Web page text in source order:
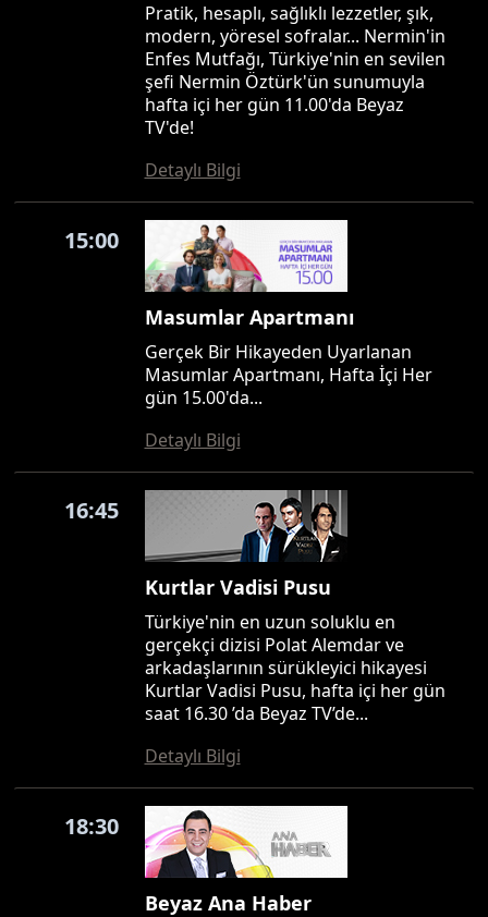
Pratik, hesaplı, sağlıklı lezzetler, şık,
modern, yöresel sofralar... Nermin'in
Enfes Mutfağı, Türkiye'nin en sevilen
şefi Nermin Öztürk'ün sunumuyla
hafta içi her gün 11.00'da Beyaz
TV'de!
Detaylı Bilgi
15:00
Masumlar Apartmanı
Gerçek Bir Hikayeden Uyarlanan
Masumlar Apartmanı, Hafta İçi Her
gün 15.00'da...
Detaylı Bilgi
16:45
Kurtlar Vadisi Pusu
Türkiye'nin en uzun soluklu en
gerçekçi dizisi Polat Alemdar ve
arkadaşlarının sürükleyici hikayesi
Kurtlar Vadisi Pusu, hafta içi her gün
saat 16.30 ’da Beyaz TV’de...
Detaylı Bilgi
18:30
Beyaz Ana Haber